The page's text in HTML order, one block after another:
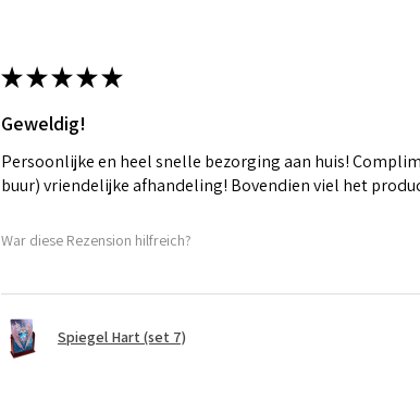
★★★★★
Geweldig!
Persoonlijke en heel snelle bezorging aan huis!
buur) vriendelijke afhandeling! Bovendien viel het
War diese Rezension hilfreich?
Spiegel Hart (set 7)